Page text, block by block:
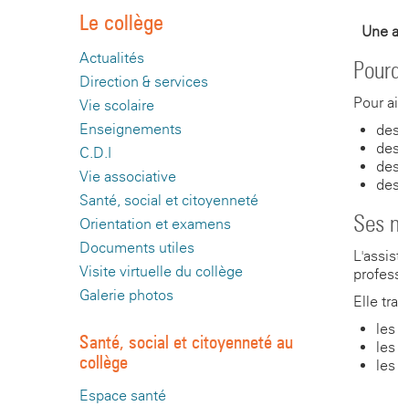
Le collège
Actualités
Direction & services
Vie scolaire
Enseignements
C.D.I
Vie associative
Santé, social et citoyenneté
Orientation et examens
Documents utiles
Visite virtuelle du collège
Galerie photos
Santé, social et citoyenneté au
collège
Espace santé
Une
Pour
Ses
Elle